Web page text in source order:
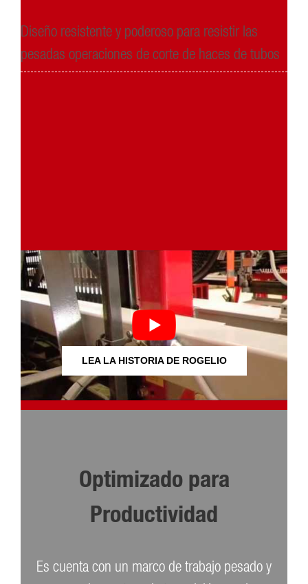
Diseño resistente y poderoso para resistir las
pesadas operaciones de corte de haces de tubos
LEA LA HISTORIA DE ROGELIO
Optimizado para
Productividad
Es cuenta con un marco de trabajo pesado y